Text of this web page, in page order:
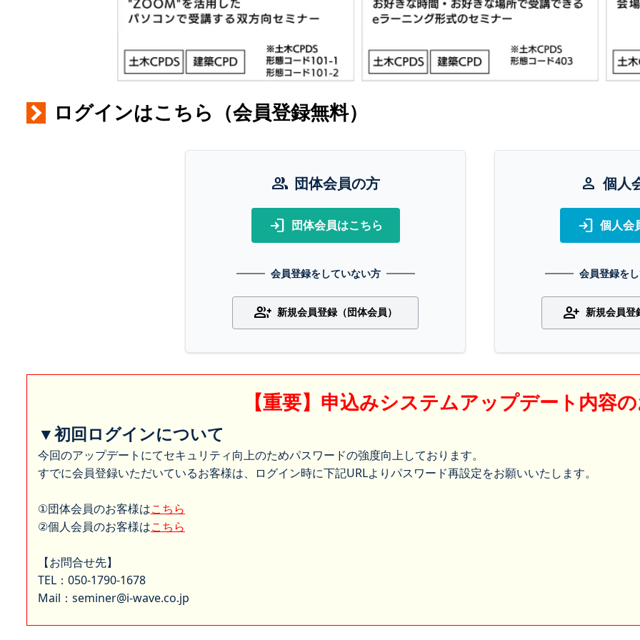
ログインはこちら（会員登録無料）
group 団体会員の方
login 団体会員はこちら
会員登録をしていない方
group_add 新規会員登録（団体会員）
person 個人
login 個人会
会員登録を
person_add 新規会員登
【重要】申込みシステムアップデート内容
▼初回ログインについて
今回のアップデートにてセキュリティ向上のためパスワードの強度向上しております。
すでに会員登録いただいているお客様は、ログイン時に下記URLよりパスワード再設定をお願いいたします。
①団体会員のお客様はこちら
②個人会員のお客様はこちら
【お問合せ先】
TEL：050-1790-1678
Mail：seminer@i-wave.co.jp